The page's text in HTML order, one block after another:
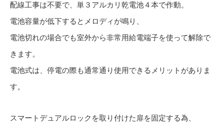
配線工事は不要で、単３アルカリ乾電池４本で作動。
電池容量が低下するとメロディが鳴り、
電池切れの場合でも室外から非常用給電端子を使って解除で
きます。
電池式は、停電の際も通常通り使用できるメリットがありま
す。
スマートデュアルロックを取り付けた扉を固定する為、